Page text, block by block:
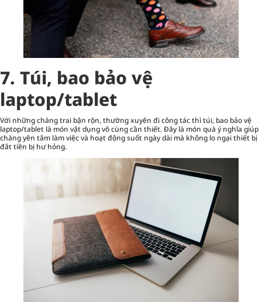
7. Túi, bao bảo vệ
laptop/tablet
Với những chàng trai bận rộn, thường xuyên đi công tác thì túi, bao bảo vệ
laptop/tablet là món vật dụng vô cùng cần thiết. Đây là món quà ý nghĩa giúp
chàng yên tâm làm việc và hoạt động suốt ngày dài mà không lo ngại thiết bị
đắt tiền bị hư hỏng.